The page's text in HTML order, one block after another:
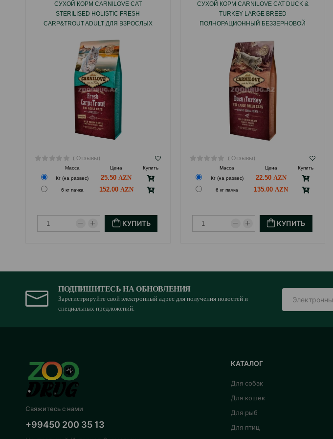
СУХОЙ КОРМ CARNILOVE CAT
STERILISED HOLISTIC FRESH
CARP&TROUT ADULT ДЛЯ ВЗРОСЛЫХ
СВЕЖОГО КАРПА И ФОРЕЛЬЮ.
( Отзывы)
Масса Цена
Купить
Кг (на развес)
25.50
6 кг пачка 152.00
КУПИТЬ
СУХОЙ КОРМ CARNILOVE CAT DUCK &
TURKEY LARGE BREED
ПОЛНОРАЦИОННЫЙ БЕЗЗЕРНОВОЙ
КРУПНЫХ ПОРОД
( Отзывы)
Масса Цена
Купить
Кг (на развес)
22.50
6 кг пачка 135.00
КУПИТЬ
ПОДПИШИТЕСЬ НА ОБНОВЛЕНИЯ
Зарегистрируйте свой электронный адрес для получения новостей и
специальных предложений.
Свяжитесь с нами
+99450 200 35 13
КАТАЛОГ
Для собак
Для кошек
Для рыб
Для птиц